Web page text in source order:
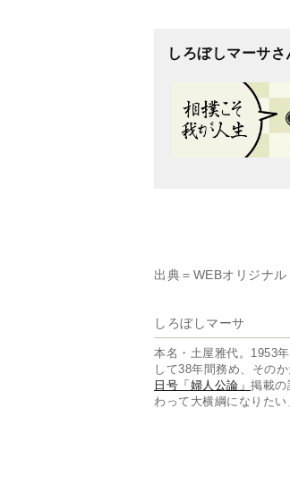
しろぼしマーサ
出典＝WEBオリジナル
しろぼしマーサ
本名・土屋雅代。1953
して38年間務め、その
日号「婦人公論」 掲載の
わって大横綱になりた